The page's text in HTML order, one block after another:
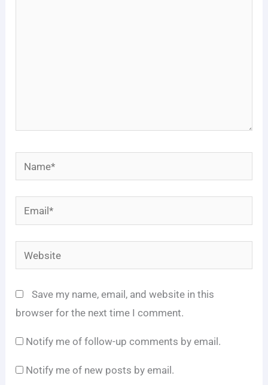
Name*
Email*
Website
Save my name, email, and website in this
browser for the next time I comment.
Notify me of follow-up comments by email.
Notify me of new posts by email.